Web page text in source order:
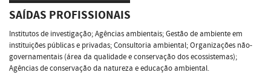
SAÍDAS PROFISSIONAIS
Institutos de investigação; Agências ambientais; Gestão de ambiente em
instituições públicas e privadas; Consultoria ambiental; Organizações não-
governamentais (área da qualidade e conservação dos ecossistemas);
Agências de conservação da natureza e educação ambiental.